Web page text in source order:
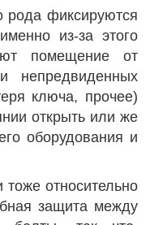
рода фиксируются
из-за этого
помещение от
непредвиденных
ключа, прочее)
открыть или же
оборудования и
относительно
защита между